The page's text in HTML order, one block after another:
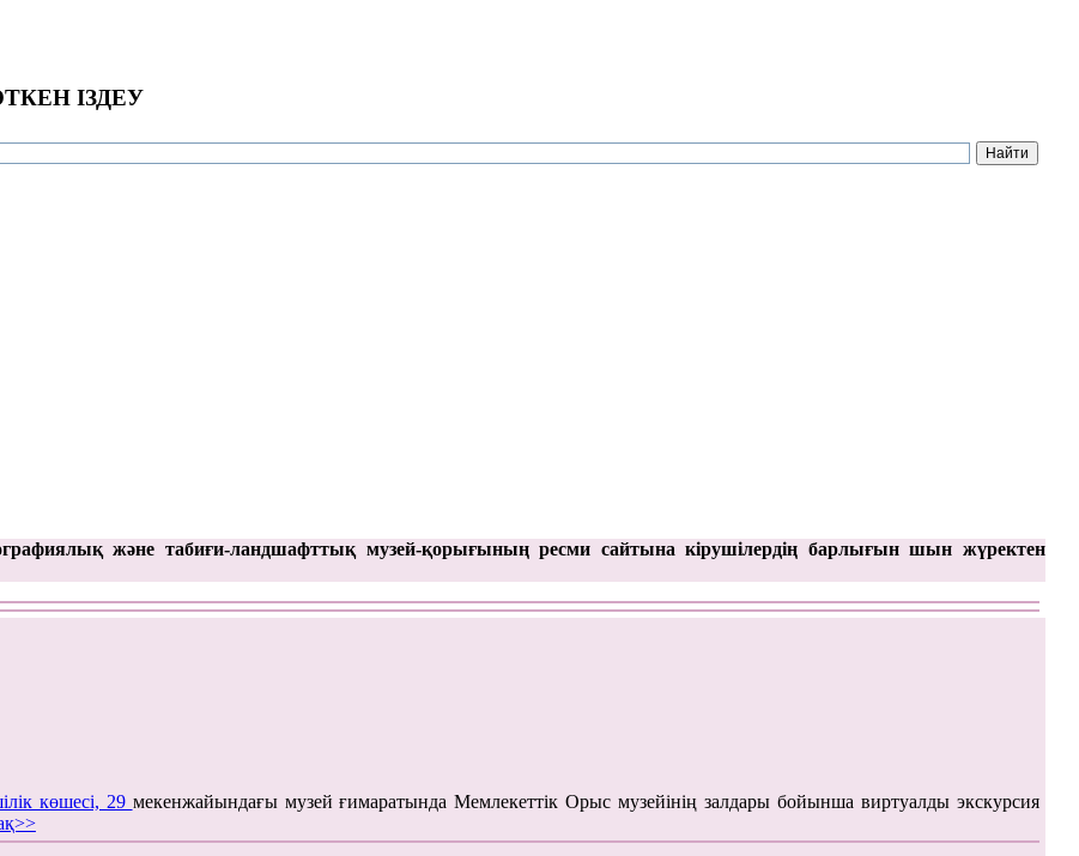
ІЗДЕУ
және табиғи-ландшафттық музей-қорығының ресми сайтына кірушілердің барлығын шын жүректен
көшесі, 29 мекенжайындағы музей ғимаратында Мемлекеттік Орыс музейінің залдары бойынша виртуалды экскурсия